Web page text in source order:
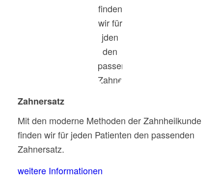
Zahnersatz
Mit den moderne Methoden der Zahnheilkunde
finden wir für jeden Patienten den passenden
Zahnersatz.
weitere Informationen